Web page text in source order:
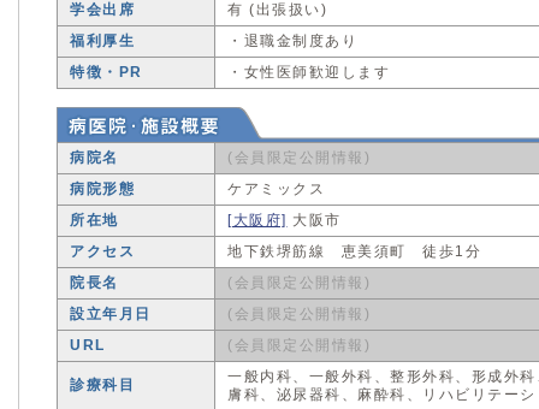
学会出席
有 (出張扱い)
福利厚生
・退職金制度あり
特徴・PR
・女性医師歓迎します
病院名
(会員限定公開情報)
病院形態
ケアミックス
所在地
[大阪府] 大阪市
アクセス
地下鉄堺筋線 恵美須町 徒歩1分
院長名
(会員限定公開情報)
設立年月日
(会員限定公開情報)
URL
(会員限定公開情報)
診療科目
一般内科、一般外科、整形外科、形成外
膚科、泌尿器科、麻酔科、リハビリテー